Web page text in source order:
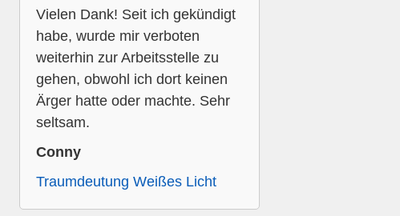
Vielen Dank! Seit ich gekündigt
habe, wurde mir verboten
weiterhin zur Arbeitsstelle zu
gehen, obwohl ich dort keinen
Ärger hatte oder machte. Sehr
seltsam.
Conny
Traumdeutung Weißes Licht